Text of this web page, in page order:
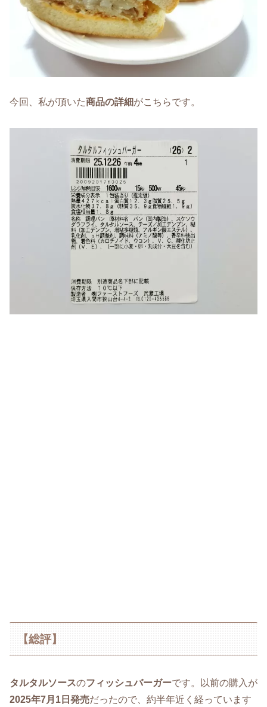
今回、私が頂いた商品の詳細がこちらです。
【総評】
タルタルソースのフィッシュバーガーです。以前の購入が
2025年7月1日発売だったので、約半年近く経っています